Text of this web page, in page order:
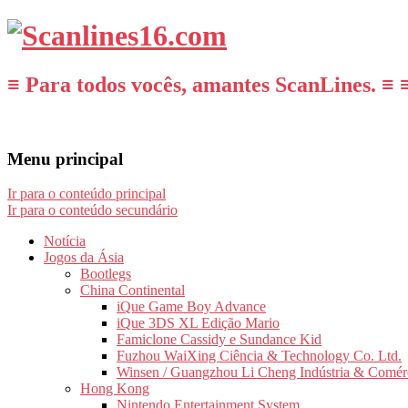
≡ Para todos vocês, amantes ScanLines. ≡
Menu principal
Ir para o conteúdo principal
Ir para o conteúdo secundário
Notícia
Jogos da Ásia
Bootlegs
China Continental
iQue Game Boy Advance
iQue 3DS XL Edição Mario
Famiclone Cassidy e Sundance Kid
Fuzhou WaiXing Ciência & Technology Co. Ltd.
Winsen / Guangzhou Li Cheng Indústria &
Hong Kong